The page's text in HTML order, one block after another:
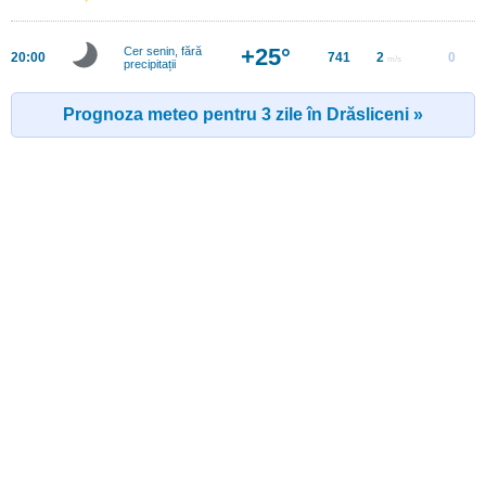
20:00
Cer senin, fără
precipitații
+25° 741 2 m/s 0
Prognoza meteo pentru 3 zile în Drăsliceni »